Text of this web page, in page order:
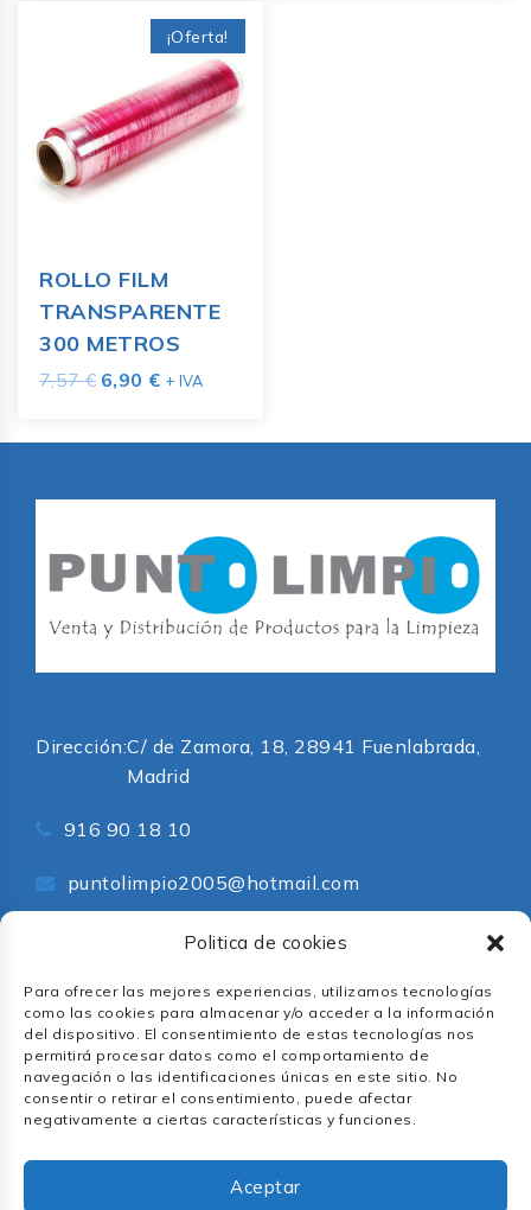
Politica de cookies
Para ofrecer las mejores experiencias, utilizamos tecnologías
como las cookies para almacenar y/o acceder a la información
del dispositivo. El consentimiento de estas tecnologías nos
permitirá procesar datos como el comportamiento de
navegación o las identificaciones únicas en este sitio. No
consentir o retirar el consentimiento, puede afectar
negativamente a ciertas características y funciones.
Aceptar
¡Oferta!
ROLLO FILM
TRANSPARENTE
300 METROS
7,57€ 6,90 € + IVA
Dirección:C/ de Zamora, 18, 28941 Fuenlabrada,
Madrid
916 90 18 10
puntolimpio2005@hotmail.com
Redes Sociales
Política de privacidad